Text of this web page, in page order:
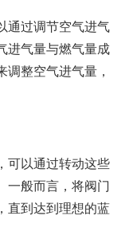
通过调节空气进气
进气量与燃气量成
整空气进气量，
可以通过转动这些
一般而言，将阀门
直到达到理想的蓝